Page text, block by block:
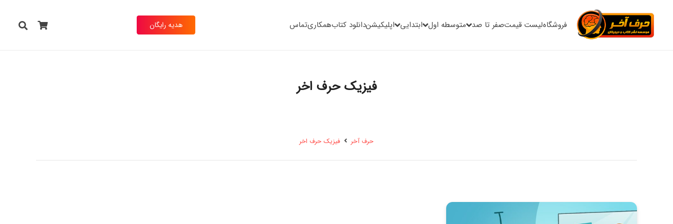
فروشگاهلیست قیمتصفر تا صد متوسطه اول ابتدایی اپلیکیشندانلود کتابهمکاریتماس هدیه رایگان
فیزیک حرف اخر
حرف آخر فیزیک حرف اخر